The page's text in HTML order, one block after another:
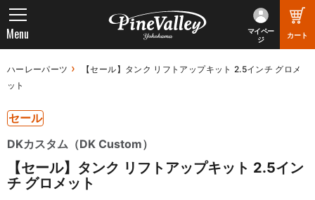
マイペー
ジ
カート
Menu
ハーレーパーツ
【セール】タンク リフトアップキット 2.5インチ グロメ
ット
セール
DKカスタム（DK Custom）
【セール】タンク リフトアップキット 2.5イン
チ グロメット